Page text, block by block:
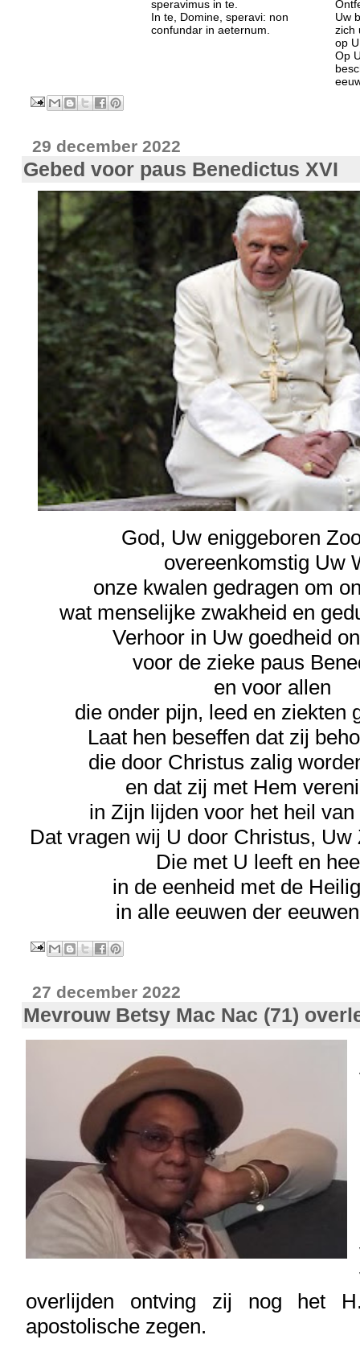
speravimus in te.
In te, Domine, speravi: non
confundar in aeternum.
Uw
zich
op
Op
29 december 2022
Gebed voor paus Benedictus XVI
God, Uw eniggeboren
overeenkomstig Uw
onze kwalen gedragen om
wat menselijke zwakheid en
Verhoor in Uw goedheid
voor de zieke paus
en voor allen
die onder pijn, leed en ziekten
Laat hen beseffen dat zij
die door Christus zalig
en dat zij met Hem
in Zijn lijden voor het heil
Dat vragen wij U door Christus, Uw
Die met U leeft en
in de eenheid met de
in alle eeuwen der
27 december 2022
Mevrouw Betsy Mac Nac (71)
overlijden ontving zij nog het
apostolische zegen.